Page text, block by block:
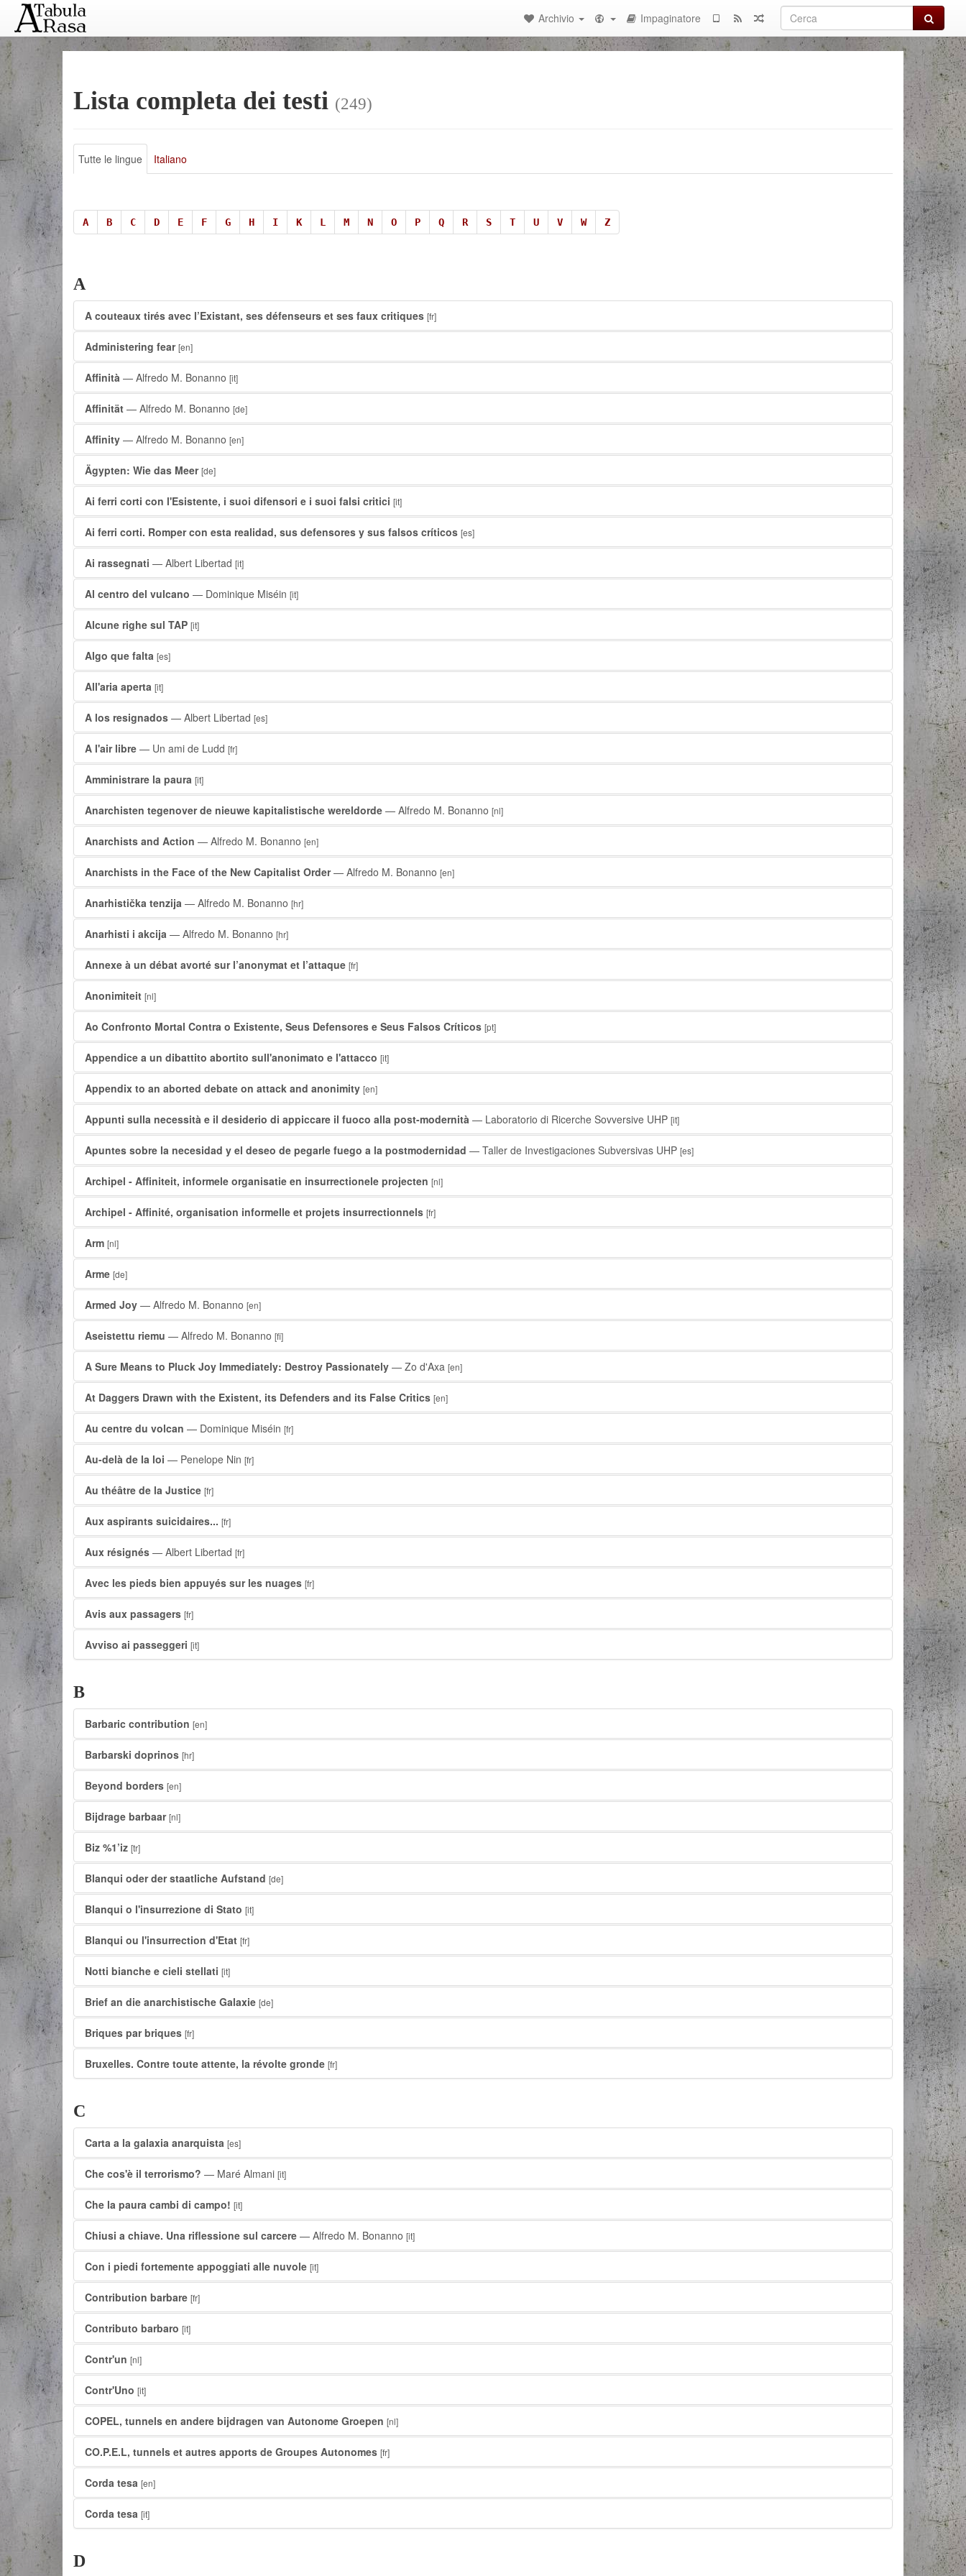
Cerca
Archivio Impaginatore
Lista completa dei testi (249)
Tutte le lingue Italiano
A B C D E F G H I K L M N O P Q R S T U V W Z
A
A couteaux tirés avec l’Existant, ses défenseurs et ses faux critiques [fr]
Administering fear [en]
Affinità — Alfredo M. Bonanno [it]
Affinität — Alfredo M. Bonanno [de]
Affinity — Alfredo M. Bonanno [en]
Ägypten: Wie das Meer [de]
Ai ferri corti con l'Esistente, i suoi difensori e i suoi falsi critici [it]
Ai ferri corti. Romper con esta realidad, sus defensores y sus falsos críticos [es]
Ai rassegnati — Albert Libertad [it]
Al centro del vulcano — Dominique Miséin [it]
Alcune righe sul TAP [it]
Algo que falta [es]
All'aria aperta [it]
A los resignados — Albert Libertad [es]
A l'air libre — Un ami de Ludd [fr]
Amministrare la paura [it]
Anarchisten tegenover de nieuwe kapitalistische wereldorde — Alfredo M. Bonanno [nl]
Anarchists and Action — Alfredo M. Bonanno [en]
Anarchists in the Face of the New Capitalist Order— Alfredo M. Bonanno [en]
Anarhistička tenzija — Alfredo M. Bonanno [hr]
Anarhisti i akcija — Alfredo M. Bonanno [hr]
Annexe à un débat avorté sur l’anonymat et l’attaque [fr]
Anonimiteit [nl]
Ao Confronto Mortal Contra o Existente, Seus Defensores e Seus Falsos Críticos [pt]
Appendice a un dibattito abortito sull'anonimato e l'attacco [it]
Appendix to an aborted debate on attack and anonimity [en]
Appunti sulla necessità e il desiderio di appiccare il fuoco alla post-modernità — Laboratorio di Ricerche Sovversive UHP [it]
Apuntes sobre la necesidad y el deseo de pegarle fuego a la postmodernidad — Taller de Investigaciones Subversivas UHP [es]
Archipel - Affiniteit, informele organisatie en insurrectionele projecten [nl]
Archipel - Affinité, organisation informelle et projets insurrectionnels [fr]
Arm [nl]
Arme [de]
Armed Joy — Alfredo M. Bonanno [en]
Aseistettu riemu — Alfredo M. Bonanno [fi]
A Sure Means to Pluck Joy Immediately: Destroy Passionately — Zo d'Axa [en]
At Daggers Drawn with the Existent, its Defenders and its False Critics [en]
Au centre du volcan — Dominique Miséin [fr]
Au-delà de la loi — Penelope Nin [fr]
Au théâtre de la Justice [fr]
Aux aspirants suicidaires... [fr]
Aux résignés — Albert Libertad [fr]
Avec les pieds bien appuyés sur les nuages [fr]
Avis aux passagers [fr]
Avviso ai passeggeri [it]
B
Barbaric contribution [en]
Barbarski doprinos [hr]
Beyond borders [en]
Bijdrage barbaar [nl]
Biz %1’iz [tr]
Blanqui oder der staatliche Aufstand [de]
Blanqui o l'insurrezione di Stato [it]
Blanqui ou l'insurrection d'Etat [fr]
Notti bianche e cieli stellati [it]
Brief an die anarchistische Galaxie [de]
Briques par briques [fr]
Bruxelles. Contre toute attente, la révolte gronde [fr]
C
Carta a la galaxia anarquista [es]
Che cos'è il terrorismo? — Maré Almani [it]
Che la paura cambi di campo! [it]
Chiusi a chiave. Una riflessione sul carcere — Alfredo M. Bonanno [it]
Con i piedi fortemente appoggiati alle nuvole [it]
Contribution barbare [fr]
Contributo barbaro [it]
Contr'un [nl]
Contr'Uno [it]
COPEL, tunnels en andere bijdragen van Autonome Groepen [nl]
CO.P.E.L, tunnels et autres apports de Groupes Autonomes [fr]
Corda tesa [en]
Corda tesa [it]
D